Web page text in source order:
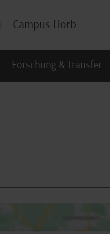
Campus Horb
Forschung & Transfer